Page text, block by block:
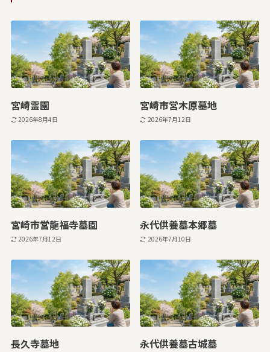
宮崎霊園
2026年8月4日
宮崎市営木原墓地
2026年7月12日
宮崎市営龍福寺墓園
2026年7月12日
永代供養墓本郷墓
2026年7月10日
長久寺墓地 永代供養墓古城墓